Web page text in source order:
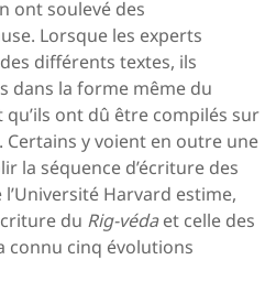
ont soulevé des
Lorsque les experts
différents textes, ils
dans la forme même du
ont dû être compilés sur
y voient en outre une
la séquence d’écriture des
Harvard estime,
du Rig-védaet celle des
connu cinq évolutions